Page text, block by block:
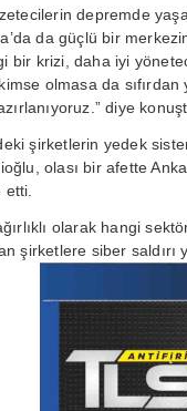
depremde
da güçlü bir
bir krizi, daha iyi
olmasa da
diye
şirketlerin yedek
olası bir afette
olarak hangi
siber saldırı